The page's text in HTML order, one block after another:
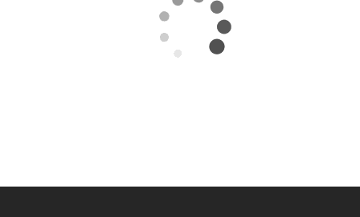
Поделиться
Казахстан может освоить производство